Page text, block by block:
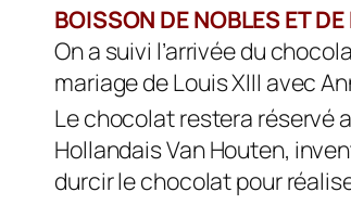
BOISSON DE NOBLES ET
On a suivi l’arrivée du
mariage de Louis XIII avec
Le chocolat restera réservé
Hollandais Van Houten,
durcir le chocolat pour